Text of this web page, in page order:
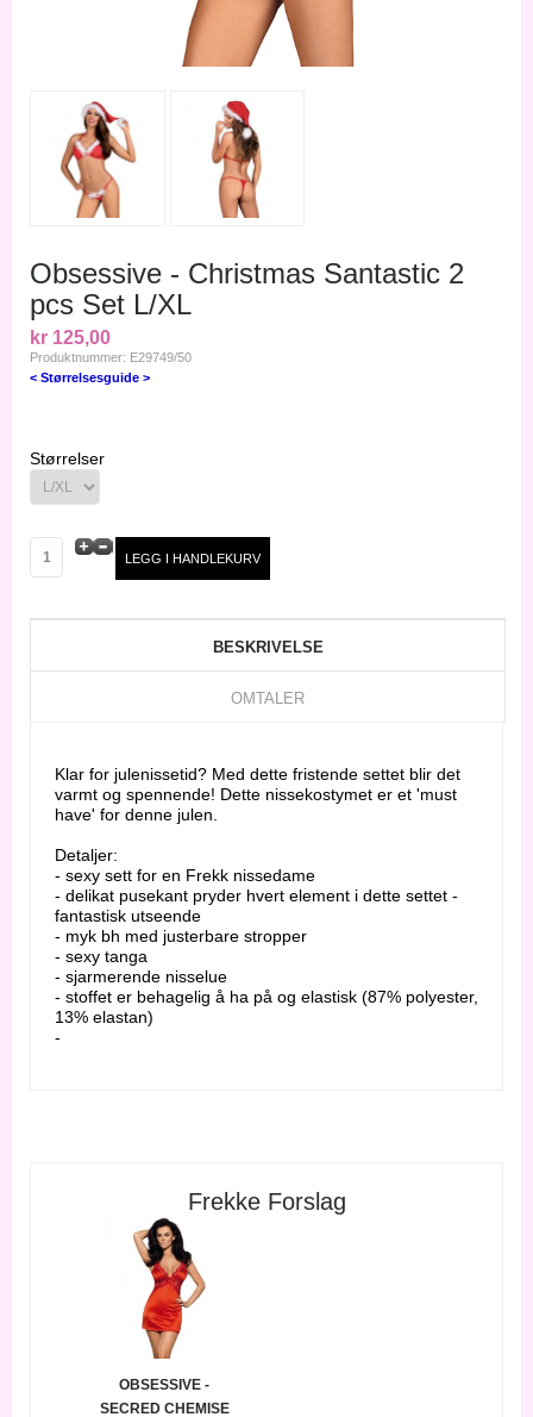
Obsessive - Christmas Santastic 2
pcs Set L/XL
kr 125,00
Produktnummer: E29749/50
< Størrelsesguide >
Størrelser
BESKRIVELSE
OMTALER
Klar for julenissetid? Med dette fristende settet blir det
varmt og spennende! Dette nissekostymet er et 'must
have' for denne julen.
Detaljer:
- sexy sett for en Frekk nissedame
- delikat pusekant pryder hvert element i dette settet -
fantastisk utseende
- myk bh med justerbare stropper
- sexy tanga
- sjarmerende nisselue
- stoffet er behagelig å ha på og elastisk (87% polyester,
13% elastan)
-
Frekke Forslag
OBSESSIVE -
SECRED CHEMISE